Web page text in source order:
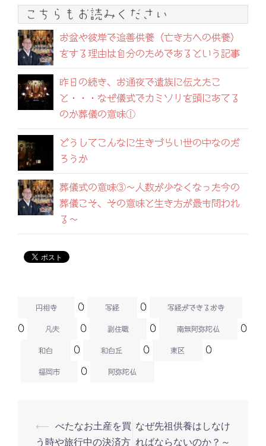
こちらもお読みください
お盆や彼岸で追善供養（亡き方への供養）
をする理由は自分のためであるという記事
昨日の続き、お通夜で遺族に伝えたこ
と・・・なぜ儀式でカミソリを頭にあてる
のか葬儀の意味①
どうしてこんなに生きづらい世の中なのだ
ろうか
葬儀式の意味③～人数が少なくなった今の
葬儀こそ、その意味と生き方が最も問われ
る～
円相寺 0 写経 0 写経ができるお寺
0 凡夫 0 副住職 0 南無阿弥陀仏 0
和白 0 和白丘 0 東区 0
福岡市 0 阿弥陀仏
投
⟵ べたなお土産を買
う時や旅行中の決済方
なぜ先祖供養はしなけ
ればならないのか？～